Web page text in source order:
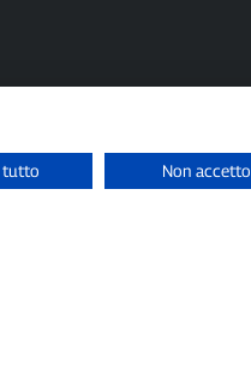
tutto Non accetto